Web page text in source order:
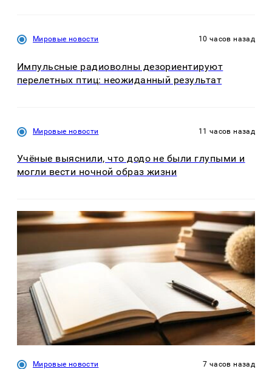
Мировые новости 10 часов назад
Импульсные радиоволны дезориентируют
перелетных птиц: неожиданный результат
Мировые новости 11 часов назад
Учёные выяснили, что додо не были глупыми и
могли вести ночной образ жизни
Мировые новости 7 часов назад